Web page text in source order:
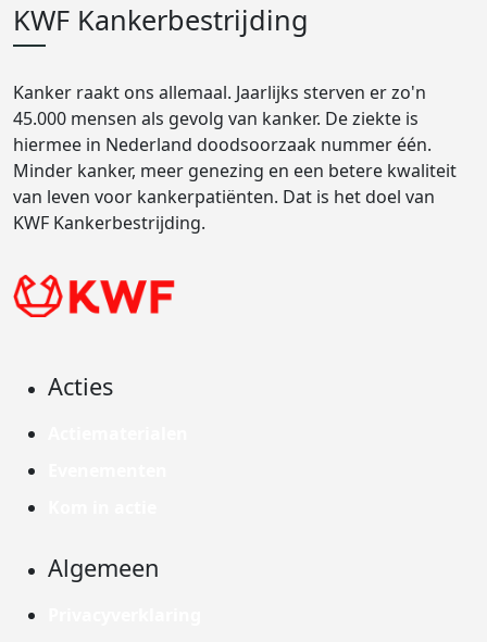
KWF Kankerbestrijding
Kanker raakt ons allemaal. Jaarlijks sterven er zo'n
45.000 mensen als gevolg van kanker. De ziekte is
hiermee in Nederland doodsoorzaak nummer één.
Minder kanker, meer genezing en een betere kwaliteit
van leven voor kankerpatiënten. Dat is het doel van
KWF Kankerbestrijding.
Acties
Algemeen